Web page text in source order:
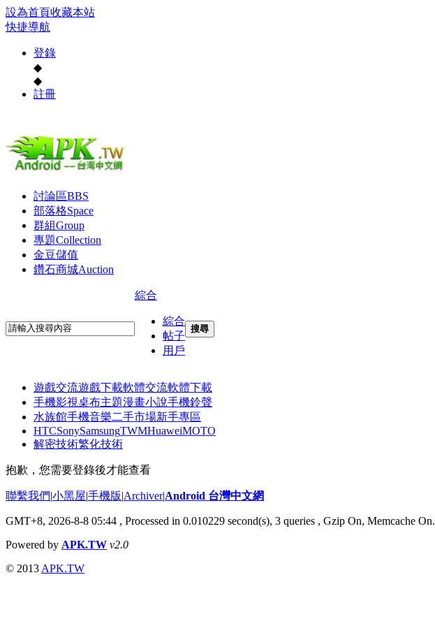
設為首頁收藏本站
快捷導航
登錄
◆
◆
註冊
討論區BBS
部落格Space
群組Group
專題Collection
金豆儲值
鑽石商城Auction
綜合
綜合
帖子
用戶
搜尋
遊戲交流遊戲下載軟體交流軟體下載
手機影視桌布主題漫畫小說手機鈴聲
水族館手機音樂二手市場新手專區
HTCSonySamsungTWMHuaweiMOTO
解密技術繁化技術
抱歉，您需要登錄後才能查看
聯繫我們|小黑屋|手機版|Archiver|Android 台灣中文網
GMT+8, 2026-8-8 05:44 , Processed in 0.010229 second(s), 3 queries , Gzip On, Memcache On.
Powered by APK.TW v2.0
© 2013 APK.TW